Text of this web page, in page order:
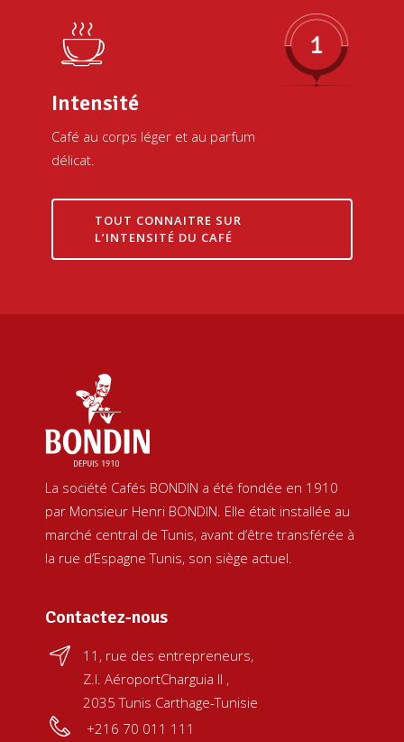
Intensité
Café au corps léger et au parfum
délicat.
TOUT CONNAITRE SUR
L’INTENSITÉ DU CAFÉ
La société Cafés BONDIN a été fondée en 1910
par Monsieur Henri BONDIN. Elle était installée au
marché central de Tunis, avant d’être transférée à
la rue d’Espagne Tunis, son siège actuel.
Contactez-nous
11, rue des entrepreneurs,
Z.I. AéroportCharguia II ,
2035 Tunis Carthage-Tunisie
+216 70 011 111